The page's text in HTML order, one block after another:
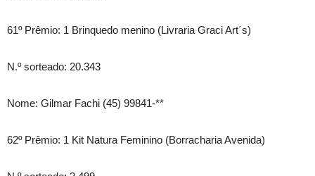
61º Prêmio: 1 Brinquedo menino (Livraria Graci Art´s)
N.º sorteado: 20.343
Nome: Gilmar Fachi (45) 99841-**
62º Prêmio: 1 Kit Natura Feminino (Borracharia Avenida)